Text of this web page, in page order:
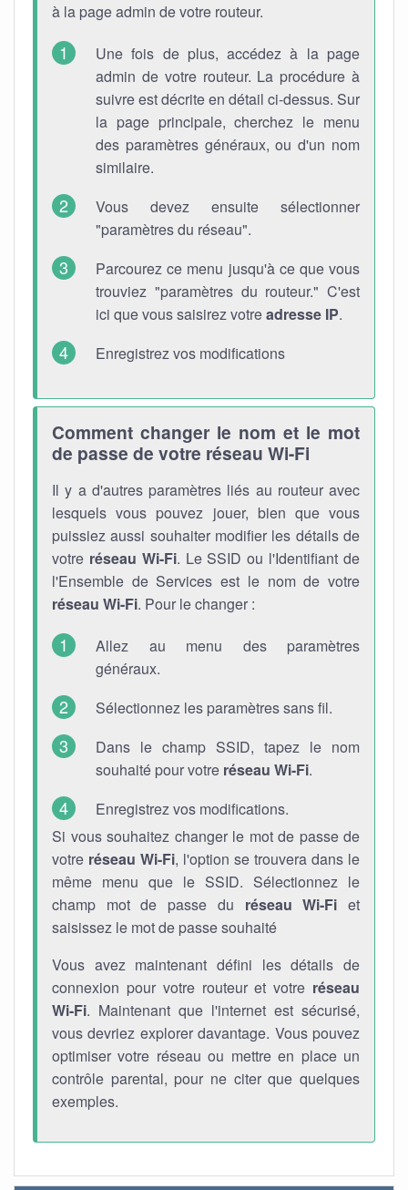
à la page admin de votre routeur.
Une fois de plus, accédez à la page
admin de votre routeur. La procédure à
suivre est décrite en détail ci-dessus. Sur
la page principale, cherchez le menu
des paramètres généraux, ou d'un nom
similaire.
Vous devez ensuite sélectionner
"paramètres du réseau".
Parcourez ce menu jusqu'à ce que vous
trouviez "paramètres du routeur." C'est
ici que vous saisirez votreadresse IP.
Enregistrez vos modifications
Comment changer le nom et le mot
de passe de votre réseau Wi-Fi
Il y a d'autres paramètres liés au routeur avec
lesquels vous pouvez jouer, bien que vous
puissiez aussi souhaiter modifier les détails de
votre réseau Wi-Fi. Le SSID ou l'Identifiant de
l'Ensemble de Services est le nom de votre
réseau Wi-Fi. Pour le changer :
Allez au menu des paramètres
généraux.
Sélectionnez les paramètres sans fil.
Dans le champ SSID, tapez le nom
souhaité pour votre réseau Wi-Fi.
Enregistrez vos modifications.
Si vous souhaitez changer le mot de passe de
votre réseau Wi-Fi, l'option se trouvera dans le
même menu que le SSID. Sélectionnez le
champ mot de passe du réseau Wi-Fi et
saisissez le mot de passe souhaité
Vous avez maintenant défini les détails de
connexion pour votre routeur et votre réseau
Wi-Fi. Maintenant que l'internet est sécurisé,
vous devriez explorer davantage. Vous pouvez
optimiser votre réseau ou mettre en place un
contrôle parental, pour ne citer que quelques
exemples.